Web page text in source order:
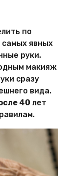
по
самых явных
руки.
макияж
сразу
вида.
40 лет